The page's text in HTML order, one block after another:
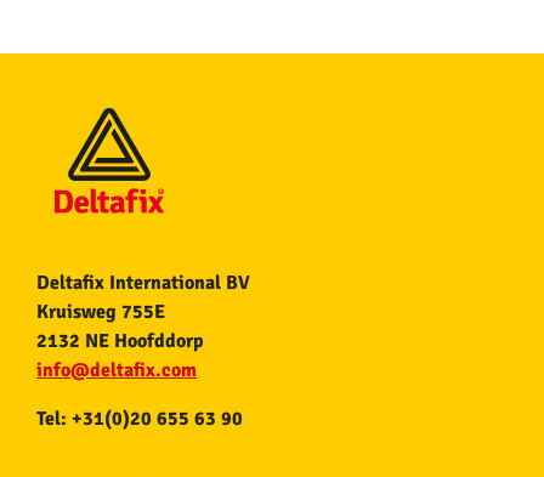
Deltafix International BV
Kruisweg 755E
2132 NE Hoofddorp
info@deltafix.com
Tel: +31(0)20 655 63 90